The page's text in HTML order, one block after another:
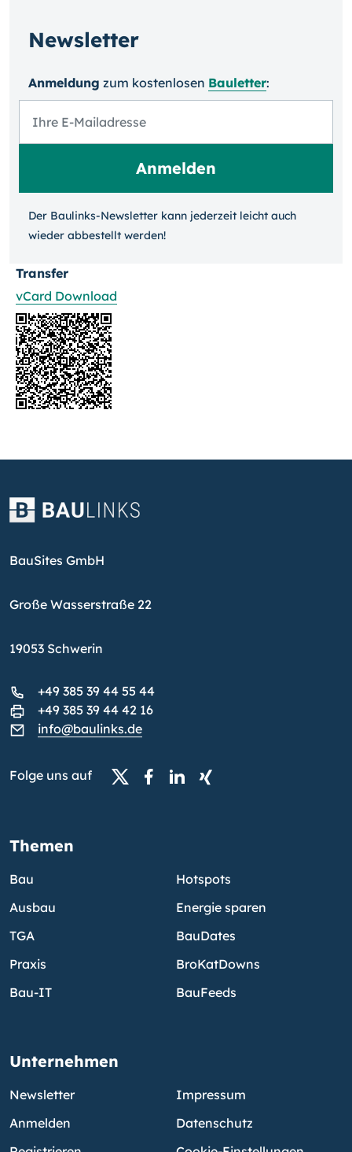
Newsletter
Anmeldung zum kosten­losen Bauletter:
Der Baulinks-Newsletter kann jeder­zeit leicht auch
wieder ab­bestellt werden!
Transfer
vCard Download
BauSites GmbH
Große Wasserstraße 22
19053 Schwerin
+49 385 39 44 55 44
+49 385 39 44 42 16
info@baulinks.de
Folge uns auf
Themen
Bau
Ausbau
TGA
Praxis
Bau-IT
Hotspots
Energie sparen
BauDates
BroKatDowns
BauFeeds
Unternehmen
Newsletter
Anmelden
Impressum
Datenschutz